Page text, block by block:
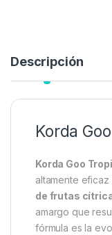
Descripción
Korda
Korda Goo
altamente
de frutas
amargo que
fórmula es la